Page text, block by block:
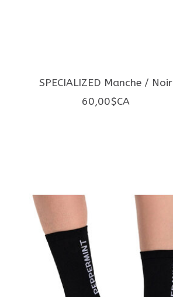
SPECIALIZED Manche / Noir
60,00$CA